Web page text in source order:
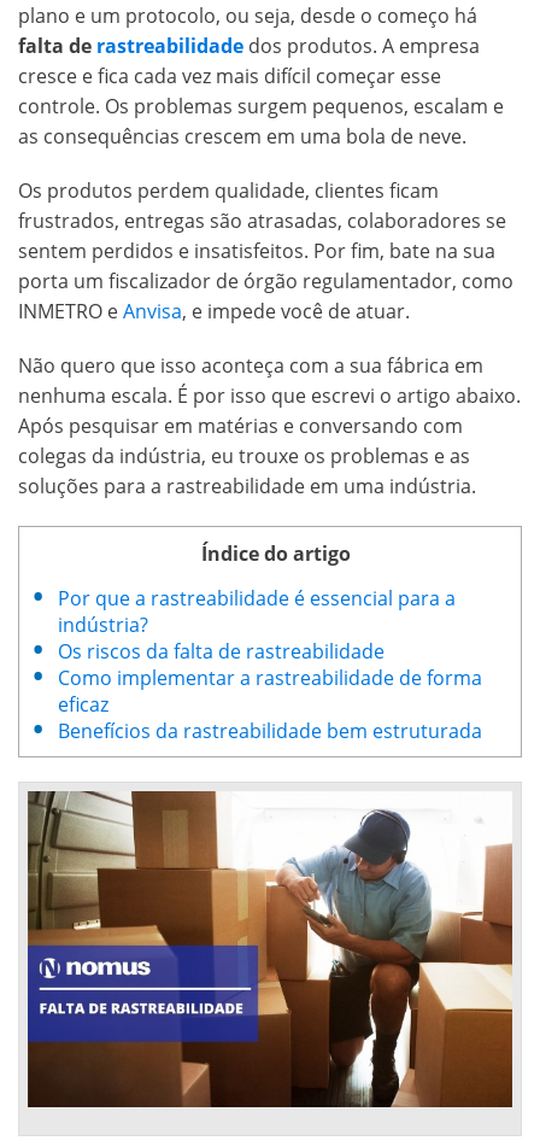
plano e um protocolo, ou seja, desde o começo há
falta de rastreabilidade dos produtos. A empresa
cresce e fica cada vez mais difícil começar esse
controle. Os problemas surgem pequenos, escalam e
as consequências crescem em uma bola de neve.
Os produtos perdem qualidade, clientes ficam
frustrados, entregas são atrasadas, colaboradores se
sentem perdidos e insatisfeitos. Por fim, bate na sua
porta um fiscalizador de órgão regulamentador, como
INMETRO eAnvisa, e impede você de atuar.
Não quero que isso aconteça com a sua fábrica em
nenhuma escala. É por isso que escrevi o artigo abaixo.
Após pesquisar em matérias e conversando com
colegas da indústria, eu trouxe os problemas e as
soluções para a rastreabilidade em uma indústria.
Índice do artigo
Por que a rastreabilidade é essencial para a
indústria?
Os riscos da falta de rastreabilidade
Como implementar a rastreabilidade de forma
eficaz
Benefícios da rastreabilidade bem estruturada